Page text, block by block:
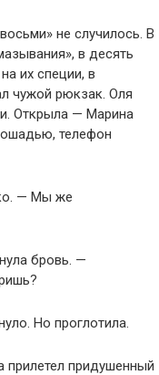
не случилось. В
в десять
их специи, в
чужой рюкзак. Оля
Открыла — Марина
телефон
— Мы же
бровь. —
Но проглотила.
придушенный